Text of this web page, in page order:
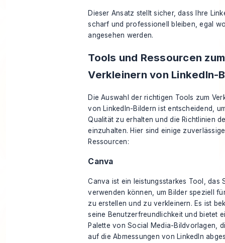
Dieser Ansatz stellt sicher, dass Ihre
scharf und professionell bleiben, egal
angesehen werden.
Tools und Ressourcen zum
Verkleinern von LinkedIn-
Die Auswahl der richtigen Tools zum
von LinkedIn-Bildern ist entscheidend,
Qualität zu erhalten und die Richtlinien
einzuhalten. Hier sind einige zuverlässige
Ressourcen:
Canva
Canva ist ein leistungsstarkes Tool, das
verwenden können, um Bilder speziell
zu erstellen und zu verkleinern. Es ist
seine Benutzerfreundlichkeit und bietet
Palette vonSocial Media-Bildvorlagen,
auf die Abmessungen von LinkedIn